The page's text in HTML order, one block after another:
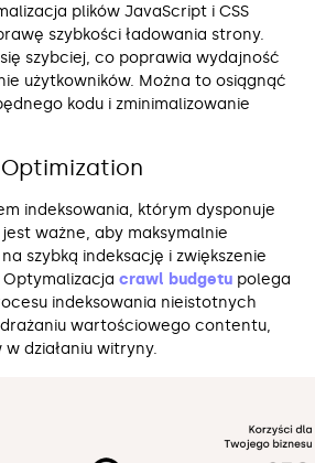
plików JavaScript i CSS
szybkości ładowania strony.
szybciej, co poprawia wydajność
użytkowników. Można to osiągnąć
kodu i zminimalizowanie
indeksowania, którym dysponuje
jest ważne, aby maksymalnie
szybką indeksację i zwiększenie
crawl budgetu polega
indeksowania nieistotnych
wartościowego contentu,
działaniu witryny.